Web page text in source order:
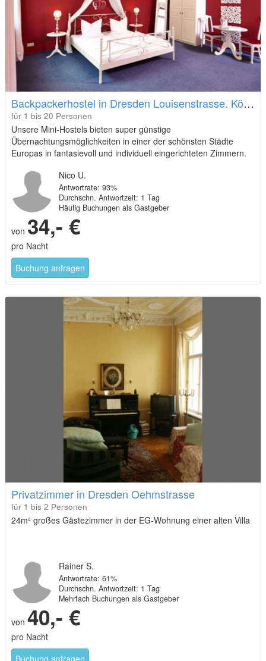
Backpackerhostel in Dresden Louisenstrasse. Königsbrücker Str.
für 1 bis 20 Personen
Unsere Mini-Hostels bieten super günstige
Übernachtungsmöglichkeiten in einer der schönsten Städte
Europas in fantasievoll und individuell eingerichteten Zimmern.
Nico U.
Antwortrate: 93%
Durchschn. Antwortzeit: 1 Tag
Häufig Buchungen als Gastgeber
von 34,- €
pro Nacht
Buchung anfragen
Privatzimmer in Dresden Oehmstrasse
für 1 bis 2 Personen
24m² großes Gästezimmer in der EG-Wohnung einer alten Villa
Rainer S.
Antwortrate: 61%
Durchschn. Antwortzeit: 1 Tag
Mehrfach Buchungen als Gastgeber
von 40,- €
pro Nacht
Buchung anfragen